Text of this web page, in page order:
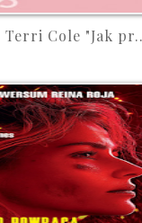
Cole "Jak